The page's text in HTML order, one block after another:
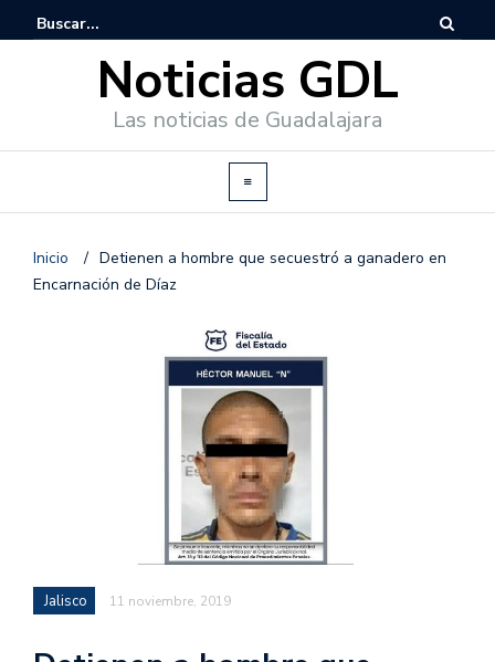
Noticias GDL
Las noticias de Guadalajara
Inicio / Detienen a hombre que secuestró a ganadero en
Encarnación de Díaz
Jalisco 11 noviembre, 2019